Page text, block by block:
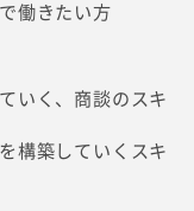
働きたい方
いく、商談のスキ
構築していくスキ
てみたい方
ティな車両を整備
別の方へ伝達でき
歓びのために努力
するスキル
えている方
MINIについて網羅
して舵取りを行う